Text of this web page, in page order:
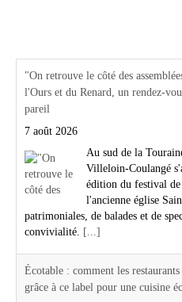
"On retrouve le côté des
l'Ours et du Renard, un rendez-
pareil
7 août 2026
Au sud de la
Villeloin-Coulangé
édition du festival
l'ancienne église
patrimoniales, de balades et de
convivialité. [...]
Écotable : comment les
grâce à ce label pour une cuisine